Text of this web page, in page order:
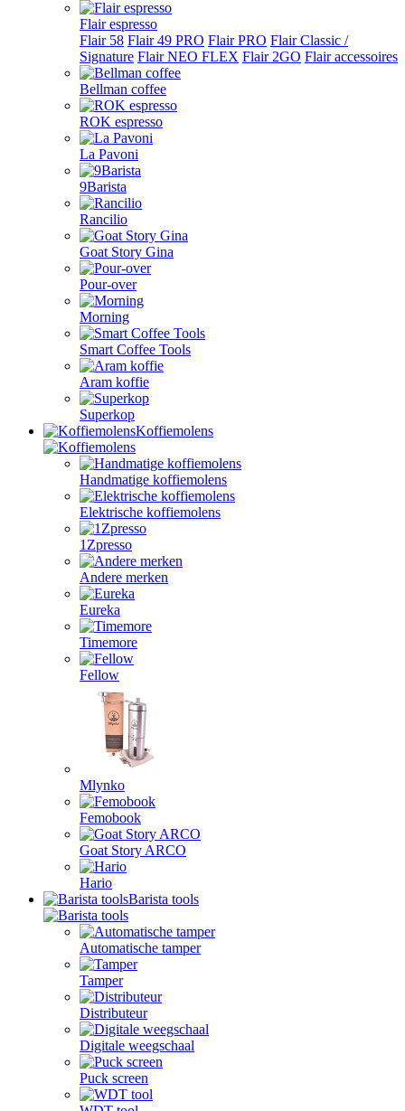
Flair espresso
Flair 58 Flair 49 PRO Flair PRO Flair Classic /
Signature Flair NEO FLEX Flair 2GO Flair accessoires
Bellman coffee
ROK espresso
La Pavoni
9Barista
Rancilio
Goat Story Gina
Pour-over
Morning
Smart Coffee Tools
Aram koffie
Superkop
Koffiemolens
Handmatige koffiemolens
Elektrische koffiemolens
1Zpresso
Andere merken
Eureka
Timemore
Fellow
Mlynko
Femobook
Goat Story ARCO
Hario
Barista tools
Automatische tamper
Tamper
Distributeur
Digitale weegschaal
Puck screen